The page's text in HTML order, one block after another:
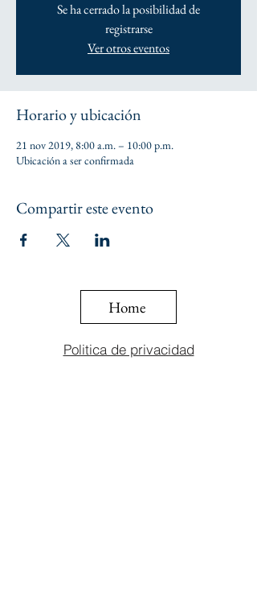
Se ha cerrado la posibilidad de
registrarse
Ver otros eventos
Horario y ubicación
21 nov 2019, 8:00 a.m. – 10:00 p.m.
Ubicación a ser confirmada
Compartir este evento
Home
Politica de privacidad